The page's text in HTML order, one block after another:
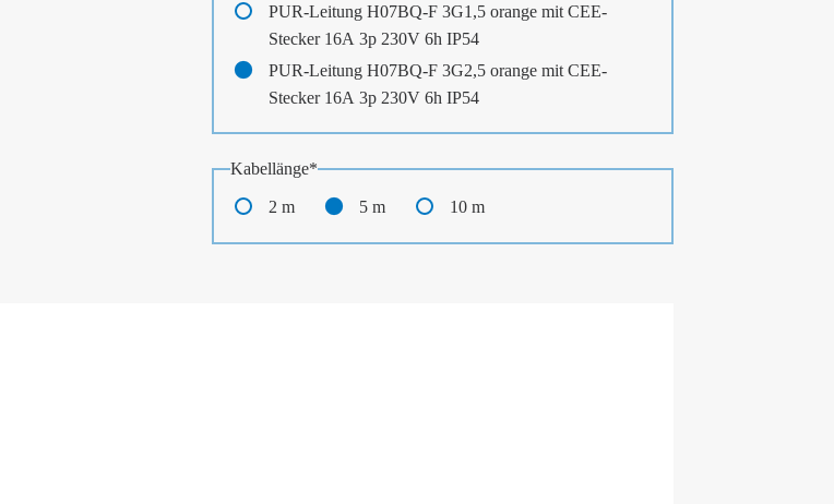
PUR-Leitung H07BQ-F 3G1,5 orange mit CEE-
Stecker 16A 3p 230V 6h IP54
PUR-Leitung H07BQ-F 3G2,5 orange mit CEE-
Stecker 16A 3p 230V 6h IP54
Pflichtfeld
Kabellänge*
2 m 5 m 10 m